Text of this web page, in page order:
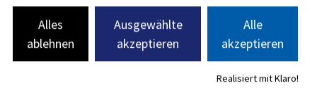
Nur nach individueller Vereinbarung:
Termine vor Ort sind nur nach individueller Vereinbarung
möglich. Nehmen Sie Kontakt mit uns per Telefon, E-Mail
Alles
ablehnen
Ausgewählte
akzeptieren
Alle
akzeptieren
Realisiert mit Klaro!